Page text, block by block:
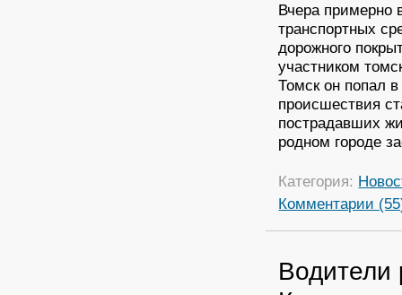
Вчера примерно
транспортных
дорожного
участником
Томск он попал
происшествия
пострадавших
родном городе
Категория:
Комментарии
Водители